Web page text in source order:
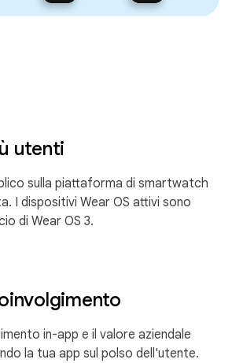
utenti
sulla piattaforma di smartwatch
I dispositivi Wear OS attivi sono
di Wear OS 3.
in-app e il valore aziendale
la tua app sul polso dell'utente.